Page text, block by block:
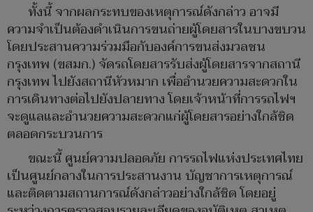
ทั้งนี้ จากผลกระทบของเหตุการณ์ดังกล่าว อาจมี
ความจำเป็นต้องดำเนินการขนถ่ายผู้โดยสารในบางขบวน
โดยประสานความร่วมมือกับองค์การขนส่งมวลชน
กรุงเทพ (ขสมก.) จัดรถโดยสารรับส่งผู้โดยสารจากสถานี
กรุงเทพ ไปยังสถานีหัวหมาก เพื่ออำนวยความสะดวกใน
การเดินทางต่อไปยังปลายทาง โดยเจ้าหน้าที่การรถไฟฯ
จะดูแลและอำนวยความสะดวกแก่ผู้โดยสารอย่างใกล้ชิด
ตลอดกระบวนการ
ขณะนี้ ศูนย์ความปลอดภัย การรถไฟแห่งประเทศไทย
เป็นศูนย์กลางในการประสานงาน บัญชาการเหตุการณ์
และติดตามสถานการณ์ดังกล่าวอย่างใกล้ชิด โดยอยู่